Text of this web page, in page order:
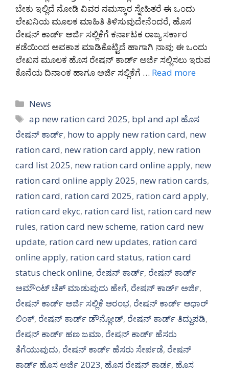
ಬೇಕು ಇಲ್ಲಿದೆ ನೋಡಿ ವಿವರ ನಮಸ್ಕಾರ ಸ್ನೇಹಿತರೆ ಈ ಒಂದು
ಲೇಖನಿಯ ಮೂಲಕ ಮಾಹಿತಿ ತಿಳಿಸುವುದೇನೆಂದರೆ, ಹೊಸ
ರೇಷನ್ ಕಾರ್ಡ್ ಅರ್ಜಿ ಸಲ್ಲಿಕೆಗೆ ಕರ್ನಾಟಕ ರಾಜ್ಯ ಸರ್ಕಾರ
ಕಡೆಯಿಂದ ಅವಕಾಶ ಮಾಡಿಕೊಟ್ಟಿದೆ ಹಾಗಾಗಿ ನಾವು ಈ ಒಂದು
ಲೇಖನ ಮೂಲಕ ಹೊಸ ರೇಷನ್ ಕಾರ್ಡ್ ಅರ್ಜಿ ಸಲ್ಲಿಸಲು ಇರುವ
ಕೊನೆಯ ದಿನಾಂಕ ಹಾಗೂ ಅರ್ಜಿ ಸಲ್ಲಿಕೆಗೆ … Read more
Categories
News
Tags
ap new ration card 2025, bpl and apl ಹೊಸ
ರೇಷನ್ ಕಾರ್ಡ್, how to apply new ration card, new
ration card, new ration card apply, new ration
card list 2025, new ration card online apply, new
ration card online apply 2025, new ration cards,
ration card, ration card 2025, ration card apply,
ration card ekyc, ration card list, ration card new
rules, ration card new scheme, ration card new
update, ration card new updates, ration card
online apply, ration card status, ration card
status check online, ರೇಷನ್ ಕಾರ್ಡ್, ರೇಷನ್ ಕಾರ್ಡ್
ಅಮೌಂಟ್ ಚೆಕ್ ಮಾಡುವುದು ಹೇಗೆ, ರೇಷನ್ ಕಾರ್ಡ್ ಅರ್ಜಿ,
ರೇಷನ್ ಕಾರ್ಡ್ ಅರ್ಜಿ ಸಲ್ಲಿಕೆ ಆರಂಭ, ರೇಷನ್ ಕಾರ್ಡ್ ಆಧಾರ್
ಲಿಂಕ್, ರೇಷನ್ ಕಾರ್ಡ್ ಡೌನ್ಲೋಡ್, ರೇಷನ್ ಕಾರ್ಡ್ ತಿದ್ದುಪಡಿ,
ರೇಷನ್ ಕಾರ್ಡ್ ಹಣ ಜಮಾ, ರೇಷನ್ ಕಾರ್ಡ್ ಹೆಸರು
ತೆಗೆಯುವುದು, ರೇಷನ್ ಕಾರ್ಡ್ ಹೆಸರು ಸೇರ್ಪಡೆ, ರೇಷನ್
ಕಾರ್ಡ್ ಹೊಸ ಅರ್ಜಿ 2023, ಹೊಸ ರೇಷನ್ ಕಾರ್ಡ, ಹೊಸ